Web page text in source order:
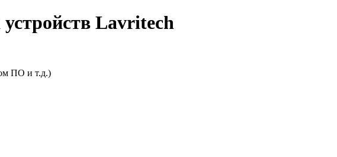
Lavritech
ПО и т.д.)